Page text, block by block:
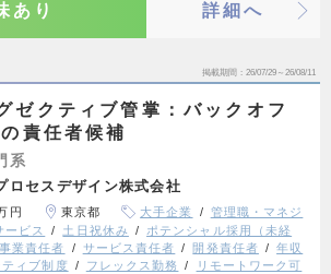
あり 詳細へ
掲載期間 26/07/29～26/08/11
ゼクティブ管掌：バックオフ
責任者候補
系
ロセスデザイン株式会社
円 東京都 大手企業
管理職・マネジ
ービス 土日祝休み
ポテンシャル採用（未経
事業責任者 サービス責任者 開発責任者
年収
ィブ制度 フレックス勤務
リモートワーク可